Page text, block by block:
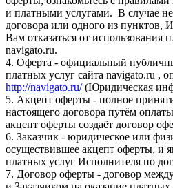
и платными услугами. В случае
договора или одного из пунктов,
Вам отказаться от использования
navigato.ru.
4. Оферта - официальный
платных услуг сайта navigato.ru ,
http://navigato.ru/(Юридическая
5. Акцепт оферты - полное
настоящего договора путём
акцепт оферты создаёт договор
6. Заказчик - юридическое или
осуществившее акцепт оферты, и
платных услуг Исполнителя по
7. Договор оферты - договор